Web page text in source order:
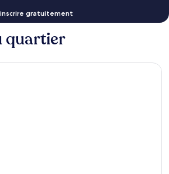
gratuitement
quartier